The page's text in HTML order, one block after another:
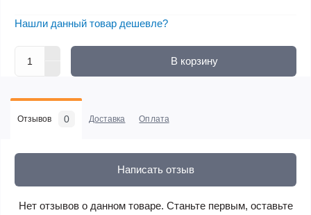
Нашли данный товар дешевле?
В корзину
Отзывов 0 Доставка Оплата
Написать отзыв
Нет отзывов о данном товаре. Станьте первым, оставьте